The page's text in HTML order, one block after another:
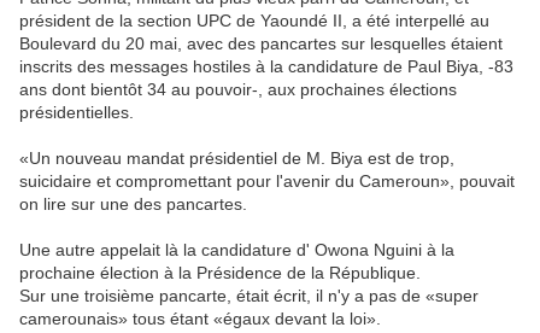
président de la section UPC de Yaoundé II, a été interpellé au
Boulevard du 20 mai, avec des pancartes sur lesquelles étaient
inscrits des messages hostiles à la candidature de Paul Biya, -83
ans dont bientôt 34 au pouvoir-, aux prochaines élections
présidentielles.
«Un nouveau mandat présidentiel de M. Biya est de trop,
suicidaire et compromettant pour l'avenir du Cameroun», pouvait
on lire sur une des pancartes.
Une autre appelait là la candidature d' Owona Nguini à la
prochaine élection à la Présidence de la République.
Sur une troisième pancarte, était écrit, il n'y a pas de «super
camerounais» tous étant «égaux devant la loi».